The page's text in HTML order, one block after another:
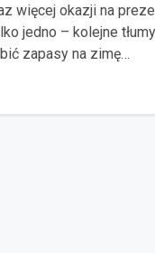
więcej okazji na
jedno – kolejne
zapasy na zimę…